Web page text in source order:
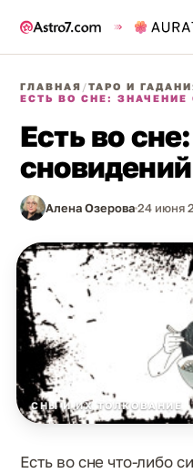
ГЛАВНАЯ /ТАРО И
ЕСТЬ ВО СНЕ: ЗНАЧЕНИЕ
Есть во
сновидений
Алена Озерова24 июня
СНЫ И ИХ ТОЛКОВАНИЕ
Есть во сне что-либо